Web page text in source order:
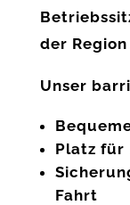
der
Unser
Platz für
Fahrt